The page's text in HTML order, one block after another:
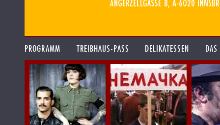
PROGRAMM TREIBHAUS-PASS DELIKATESSEN